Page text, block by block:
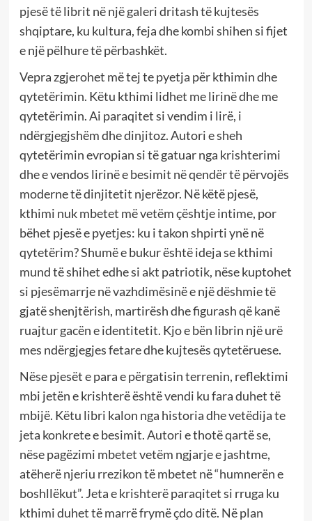
pjesë të librit në një galeri dritash të kujtesës
shqiptare, ku kultura, feja dhe kombi shihen si fijet
e një pëlhure të përbashkët.
Vepra zgjerohet më tej te pyetja për kthimin dhe
qytetërimin. Këtu kthimi lidhet me lirinë dhe me
qytetërimin. Ai paraqitet si vendim i lirë, i
ndërgjegjshëm dhe dinjitoz. Autori e sheh
qytetërimin evropian si të gatuar nga krishterimi
dhe e vendos lirinë e besimit në qendër të përvojës
moderne të dinjitetit njerëzor. Në këtë pjesë,
kthimi nuk mbetet më vetëm çështje intime, por
bëhet pjesë e pyetjes: ku i takon shpirti ynë në
qytetërim? Shumë e bukur është ideja se kthimi
mund të shihet edhe si akt patriotik, nëse kuptohet
si pjesëmarrje në vazhdimësinë e një dëshmie të
gjatë shenjtërish, martirësh dhe figurash që kanë
ruajtur gacën e identitetit. Kjo e bën librin një urë
mes ndërgjegjes fetare dhe kujtesës qytetëruese.
Nëse pjesët e para e përgatisin terrenin, reflektimi
mbi jetën e krishterë është vendi ku fara duhet të
mbijë. Këtu libri kalon nga historia dhe vetëdija te
jeta konkrete e besimit. Autori e thotë qartë se,
nëse pagëzimi mbetet vetëm ngjarje e jashtme,
atëherë njeriu rrezikon të mbetet në “humnerën e
boshllëkut”. Jeta e krishterë paraqitet si rruga ku
kthimi duhet të marrë frymë çdo ditë. Në plan